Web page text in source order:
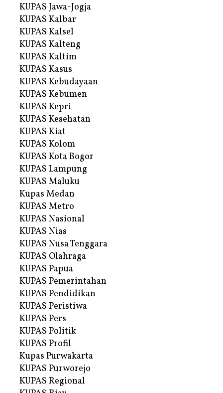
KUPAS Jawa-Jogja
KUPAS Kalbar
KUPAS Kalsel
KUPAS Kalteng
KUPAS Kaltim
KUPAS Kasus
KUPAS Kebudayaan
KUPAS Kebumen
KUPAS Kepri
KUPAS Kesehatan
KUPAS Kiat
KUPAS Kolom
KUPAS Kota Bogor
KUPAS Lampung
KUPAS Maluku
Kupas Medan
KUPAS Metro
KUPAS Nasional
KUPAS Nias
KUPAS Nusa Tenggara
KUPAS Olahraga
KUPAS Papua
KUPAS Pemerintahan
KUPAS Pendidikan
KUPAS Peristiwa
KUPAS Pers
KUPAS Politik
KUPAS Profil
Kupas Purwakarta
KUPAS Purworejo
KUPAS Regional